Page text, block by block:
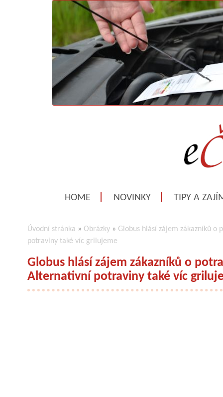
HOME NOVINKY TIPY A
Úvodní stránka » Obrázky » Globus hlásí zájem zákazníků o
potraviny také víc grilujeme
Globus hlásí zájem zákazníků o
Alternativní potraviny také víc